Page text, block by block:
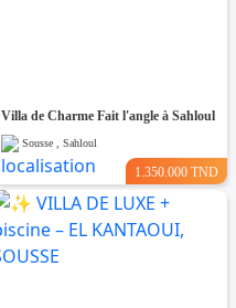
Villa de Charme Fait l'angle à Sahloul
Sousse , Sahloul
1.350.000 TND